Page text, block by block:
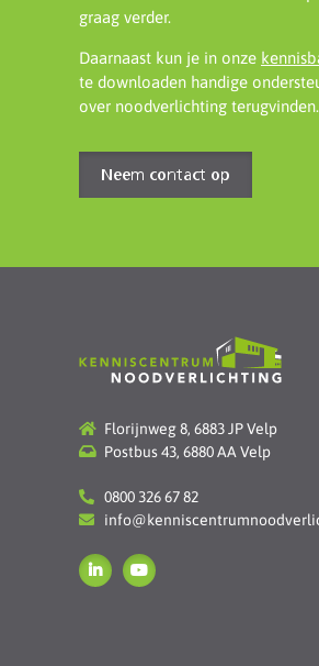
graag verder.
Daarnaast kun je in onze
te downloaden handige
over noodverlichting terugvinden.
Neem contact op
Florijnweg 8, 6883 JP Velp
Postbus 43, 6880 AA Velp
0800 326 67 82